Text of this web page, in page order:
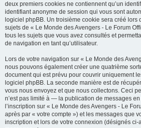
deux premiers cookies ne contiennent qu’un
identifiant anonyme de session qui vous sont
logiciel phpBB. Un troisième cookie sera créé lors
sujets de « Le Monde des Avengers - Le Forum
tous les sujets que vous avez consultés et
de navigation en tant qu’utilisateur.
Lors de votre navigation sur « Le Monde des
nous pouvons également créer une quatrième
document qui est prévu pour couvrir uniquement
logiciel phpBB. La seconde manière est de
vous nous envoyez et que nous collectons. Ceci
n’est pas limité à — la publication de messages
l’inscription sur « Le Monde des Avengers - Le
après par « votre compte ») et les messages que
inscription et lors de votre connexion (désignés ci-